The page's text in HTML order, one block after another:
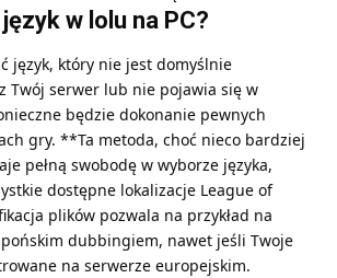
w lolu na PC?
język, który nie jest domyślnie
Twój serwer lub nie pojawia się w
będzie dokonanie pewnych
gry. **Ta metoda, choć nieco bardziej
pełną swobodę w wyborze języka,
dostępne lokalizacje League of
plików pozwala na przykład na
dubbingiem, nawet jeśli Twoje
na serwerze europejskim.